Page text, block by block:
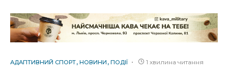
АДАПТИВНИЙ СПОРТ НОВИНИ ПОДІЇ 1 хвилина читання